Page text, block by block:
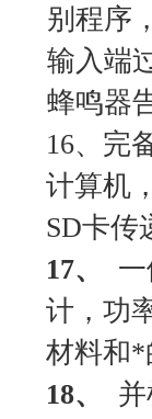
别程序
输入端
蜂鸣器
16、完
计算机
SD卡传
17、
计，功
材料和*
18、